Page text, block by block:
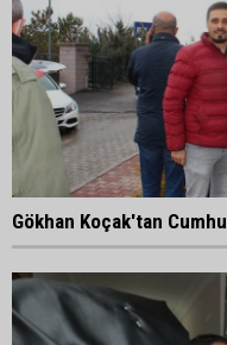
Gökhan Koçak'tan